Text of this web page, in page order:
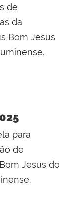
de
da
Bom Jesus
para
de
Jesus do